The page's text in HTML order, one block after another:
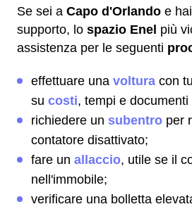
Se sei a Capo d'Orlando e
supporto, lo spazio Enel più
assistenza per le seguenti
effettuare una voltura con
su costi, tempi e documenti
richiedere un subentro per
contatore disattivato;
fare un allaccio, utile se il
nell'immobile;
verificare una bolletta